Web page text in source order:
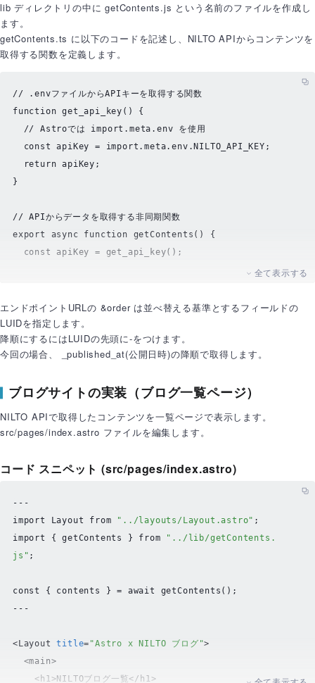
lib ディレクトリの中に getContents.js という名前のファイルを作成し
ます。
getContents.ts に以下のコードを記述し、NILTO APIからコンテンツを
取得する関数を定義します。
// .envファイルからAPIキーを取得する関数
function get_api_key ( ) {
// Astroでは import.meta.env を使用
const
apiKey = import .meta.env . NILTO_API_KEY ;
return apiKey;
}
// APIからデータを取得する非同期関数
export
async function getContents ( ) {
const
apiKey = get_api_key();
  requestHeader.
set("Content-Type", "applicatio
n/json" );
  requestHeader.
set("X-Nilto-Api-Key"
const modelId = "blog"; // NILTOで作成したモデルの
const apiUrl = `https://cms-api.nilto.com/v1/c
headers
: requestHeader,
    });
ーションを削除
  }
catch
console .error( "Failed to fetch contents:"
全て表示する
エンドポイントURLの &order は並べ替える基準とするフィールドの
LUIDを指定します。
降順にするにはLUIDの先頭に-をつけます。
今回の場合、 _published_at(公開日時)の降順で取得します。
ブログサイトの実装（ブログ一覧ページ）
NILTO APIで取得したコンテンツを一覧ページで表示します。
src/pages/index.astro ファイルを編集します。
コード スニペット (src/pages/index.astro)
import
Layout from "../layouts/Layout.astro"
import
{ getContents } from
"../lib/getContents.
js" ;
const { contents } = await getContents ();
---
< Layout title= "Astro x NILTO ブログ">
<main>
< h1>NILTOブログ一覧</ h1>